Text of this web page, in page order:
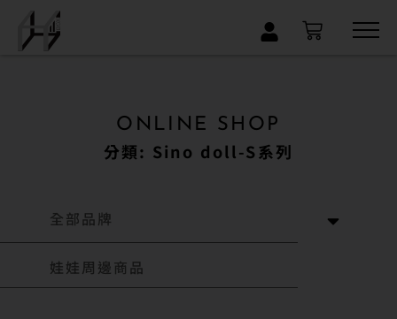
×
ONLINE SHOP
分類: Sino doll-S系列
全部品牌
娃娃周邊商品